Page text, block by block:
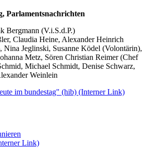
Parlamentsnachrichten
Bergmann (V.i.S.d.P.)
Claudia Heine, Alexander Heinrich
Nina Jeglinski, Susanne Ködel (Volontärin),
Metz, Sören Christian Reimer (Chef
Michael Schmidt, Denise Schwarz,
Weinlein
im bundestag" (hib) (Interner Link)
Link)